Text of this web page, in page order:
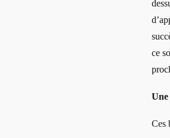
ce
Une
Ces